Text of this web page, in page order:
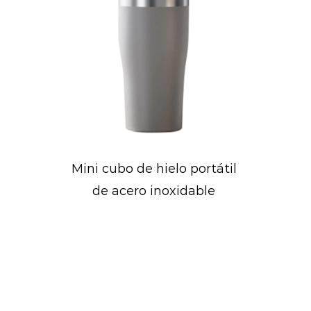
Botella de agua deportiva
de diseño cóncavo